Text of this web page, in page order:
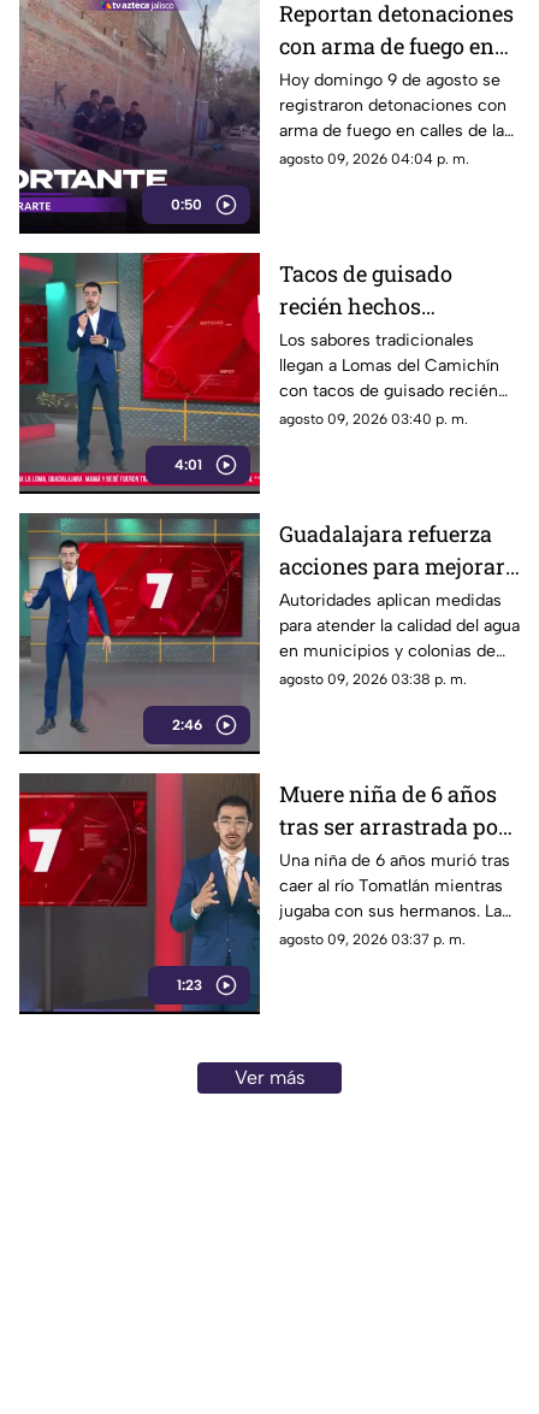
0:50
Reportan detonaciones
con arma de fuego en
Tlaquepaque; hay un
hombre muerto
Hoy domingo 9 de agosto se
registraron detonaciones con
arma de fuego en calles de la
colonia El Campesino en
agosto 09, 2026 04:04 p. m.
4:01
Tacos de guisado
recién hechos
conquistan a vecinos
de Lomas del Camichín
en Tonalá
Los sabores tradicionales
llegan a Lomas del Camichín
con tacos de guisado recién
preparados, una opción ideal
agosto 09, 2026 03:40 p. m.
2:46
Guadalajara refuerza
acciones para mejorar
la calidad del agua en
municipios y colonias
afectadas
Autoridades aplican medidas
para atender la calidad del agua
en municipios y colonias de
Guadalajara. Las acciones
agosto 09, 2026 03:38 p. m.
1:23
Muere niña de 6 años
tras ser arrastrada por
la corriente del río
Tomatlán
Una niña de 6 años murió tras
caer al río Tomatlán mientras
jugaba con sus hermanos. La
corriente la arrastró y provocó
agosto 09, 2026 03:37 p. m.
Ver más